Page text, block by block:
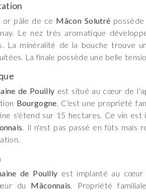
or pâle de ce Mâcon Solutré
Le nez très aromatique
La minéralité de la bouche trouve
La finale possède une belle
de Pouilly est situé au cœur de
Bourgogne. C'est une propriété
s'étend sur 15 hectares. Ce vin est
. Il n'est pas passé en fûts mais
de Pouilly est implanté au cœur
du Mâconnais. Propriété